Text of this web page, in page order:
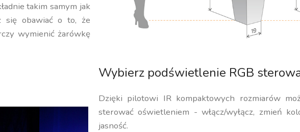
takim samym jak
się obawiać o to, że
wymienić żarówkę
Wybierz podświetlenie RGB
Dzięki pilotowi IR kompaktowych rozmiarów
sterować oświetleniem - włącz/wyłącz, zmień
jasność.